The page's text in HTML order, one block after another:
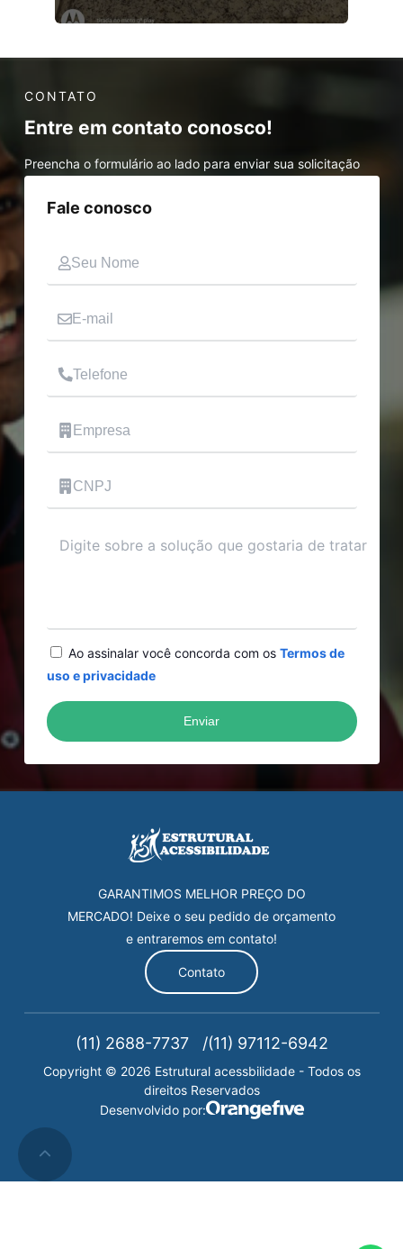
CONTATO
Entre em contato conosco!
Preencha o formulário ao lado para enviar sua solicitação
Fale conosco
Telefone
Empresa
CNPJ
Ao assinalar você concorda com os Termos de
uso e privacidade
GARANTIMOS MELHOR PREÇO DO
MERCADO! Deixe o seu pedido de orçamento
e entraremos em contato!
Contato
(11) 2688-7737 (11) 97112-6942
Copyright © 2026 Estrutural acessbilidade - Todos os
direitos Reservados
Desenvolvido por: